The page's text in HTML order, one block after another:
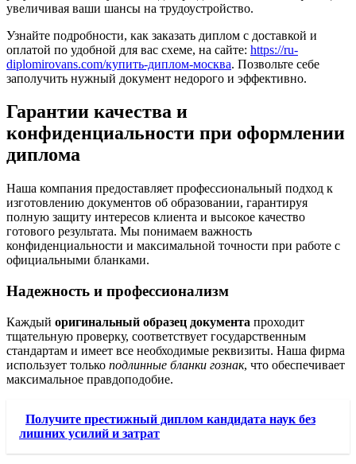
увеличивая ваши шансы на трудоустройство.
Узнайте подробности, как заказать диплом с доставкой и
оплатой по удобной для вас схеме, на сайте: https://ru-
diplomirovans.com/купить-диплом-москва. Позвольте себе
заполучить нужный документ недорого и эффективно.
Гарантии качества и
конфиденциальности при оформлении
диплома
Наша компания предоставляет профессиональный подход к
изготовлению документов об образовании, гарантируя
полную защиту интересов клиента и высокое качество
готового результата. Мы понимаем важность
конфиденциальности и максимальной точности при работе с
официальными бланками.
Надежность и профессионализм
Каждый оригинальный образец документа проходит
тщательную проверку, соответствует государственным
стандартам и имеет все необходимые реквизиты. Наша фирма
использует только подлинные бланки гознак, что обеспечивает
максимальное правдоподобие.
Получите престижный диплом кандидата наук без
лишних усилий и затрат